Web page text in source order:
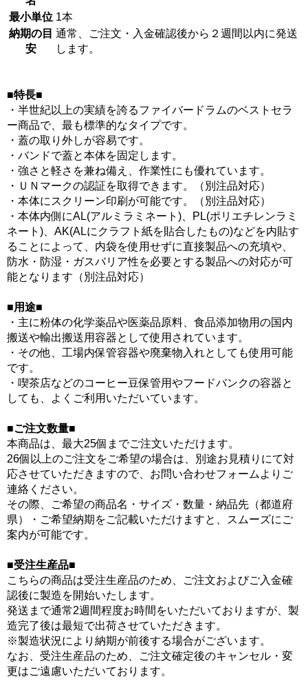
最小単位 1本
納期の目
安
通常、ご注文・入金確認後から２週間以内に発送
します。
■特長■
・半世紀以上の実績を誇るファイバードラムのベストセラ
ー商品で、最も標準的なタイプです。
・蓋の取り外しが容易です。
・バンドで蓋と本体を固定します。
・強さと軽さを兼ね備え、作業性にも優れています。
・ＵＮマークの認証を取得できます。（別注品対応）
・本体にスクリーン印刷が可能です。（別注品対応）
・本体内側にAL(アルミラミネート)、PL(ポリエチレンラミ
ネート)、AK(ALにクラフト紙を貼合したもの)などを内貼す
ることによって、内袋を使用せずに直接製品への充填や、
防水・防湿・ガスバリア性を必要とする製品への対応が可
能となります（別注品対応）
■用途■
・主に粉体の化学薬品や医薬品原料、食品添加物用の国内
搬送や輸出搬送用容器として使用されています。
・その他、工場内保管容器や廃棄物入れとしても使用可能
です。
・喫茶店などのコーヒー豆保管用やフードバンクの容器と
しても、よくご利用いただいています。
■ご注文数量■
本商品は、最大25個までご注文いただけます。
26個以上のご注文をご希望の場合は、別途お見積りにて対
応させていただきますので、お問い合わせフォームよりご
連絡ください。
その際、ご希望の商品名・サイズ・数量・納品先（都道府
県）・ご希望納期をご記載いただけますと、スムーズにご
案内が可能です。
■受注生産品■
こちらの商品は受注生産品のため、ご注文およびご入金確
認後に製造を開始いたします。
発送まで通常2週間程度お時間をいただいておりますが、製
造完了後は最短で出荷させていただきます。
※製造状況により納期が前後する場合がございます。
なお、受注生産品のため、ご注文確定後のキャンセル・変
更はご遠慮いただいております。